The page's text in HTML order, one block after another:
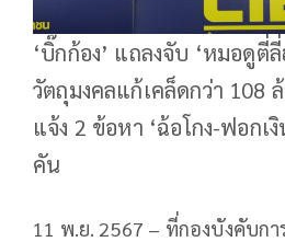
‘บิ๊กก้อง’ แถลงจับ ‘หมอดูตี่
วัตถุมงคลแก้เคล็ดกว่า 108
แจ้ง 2 ข้อหา ‘ฉ้อโกง-ฟอกเ
คัน
11 พ.ย. 2567 – ที่กองบังคับก